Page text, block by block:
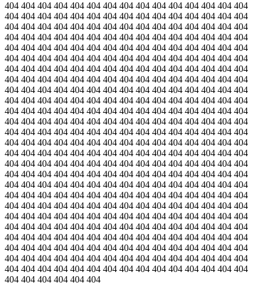
404 404 404 404 404 404 404 404 404 404 404 404 404 404 404
404 404 404 404 404 404 404 404 404 404 404 404 404 404 404
404 404 404 404 404 404 404 404 404 404 404 404 404 404 404
404 404 404 404 404 404 404 404 404 404 404 404 404 404 404
404 404 404 404 404 404 404 404 404 404 404 404 404 404 404
404 404 404 404 404 404 404 404 404 404 404 404 404 404 404
404 404 404 404 404 404 404 404 404 404 404 404 404 404 404
404 404 404 404 404 404 404 404 404 404 404 404 404 404 404
404 404 404 404 404 404 404 404 404 404 404 404 404 404 404
404 404 404 404 404 404 404 404 404 404 404 404 404 404 404
404 404 404 404 404 404 404 404 404 404 404 404 404 404 404
404 404 404 404 404 404 404 404 404 404 404 404 404 404 404
404 404 404 404 404 404 404 404 404 404 404 404 404 404 404
404 404 404 404 404 404 404 404 404 404 404 404 404 404 404
404 404 404 404 404 404 404 404 404 404 404 404 404 404 404
404 404 404 404 404 404 404 404 404 404 404 404 404 404 404
404 404 404 404 404 404 404 404 404 404 404 404 404 404 404
404 404 404 404 404 404 404 404 404 404 404 404 404 404 404
404 404 404 404 404 404 404 404 404 404 404 404 404 404 404
404 404 404 404 404 404 404 404 404 404 404 404 404 404 404
404 404 404 404 404 404 404 404 404 404 404 404 404 404 404
404 404 404 404 404 404 404 404 404 404 404 404 404 404 404
404 404 404 404 404 404 404 404 404 404 404 404 404 404 404
404 404 404 404 404 404 404 404 404 404 404 404 404 404 404
404 404 404 404 404 404 404 404 404 404 404 404 404 404 404
404 404 404 404 404 404 404 404 404 404 404 404 404 404 404
404 404 404 404 404 404